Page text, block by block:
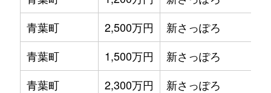
青葉町
2,500万円
新さっぽろ
青葉町
1,500万円
新さっぽろ
青葉町
2,300万円
新さっぽろ